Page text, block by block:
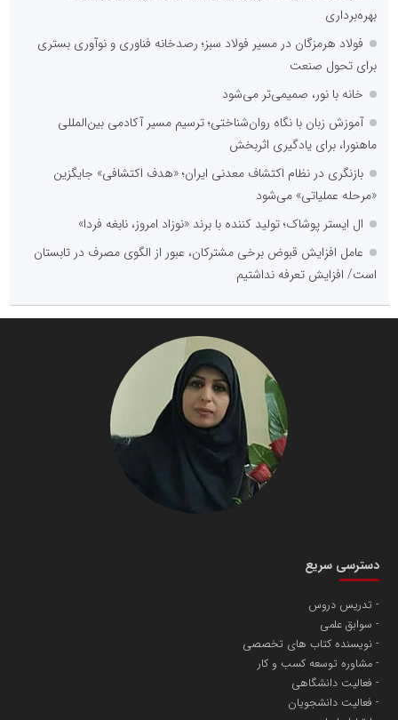
بهره‌برداری
فولاد هرمزگان در مسیر فولاد سبز؛ رصدخانه فناوری و نوآوری بستری
برای تحول صنعت
خانه با نور، صمیمی‌تر می‌شود
آموزش زبان با نگاه روان‌شناختی؛ ترسیم مسیر آکادمی بین‌المللی
ماهنورا، برای یادگیری اثربخش
بازنگری در نظام اکتشاف معدنی ایران؛ «هدف اکتشافی» جایگزین
«مرحله عملیاتی» می‌شود
ال ایستر پوشاک؛ تولید کننده با برند «نوزاد امروز، نابغه فردا»
عامل افزایش قبوض برخی مشترکان، عبور از الگوی مصرف در تابستان
است/ افزایش تعرفه نداشتیم
دسترسی سریع
تدریس دروس
سوابق علمی
نویسنده کتاب های تخصصی
مشاوره توسعه کسب و کار
فعالیت دانشگاهی
فعالیت دانشجویان